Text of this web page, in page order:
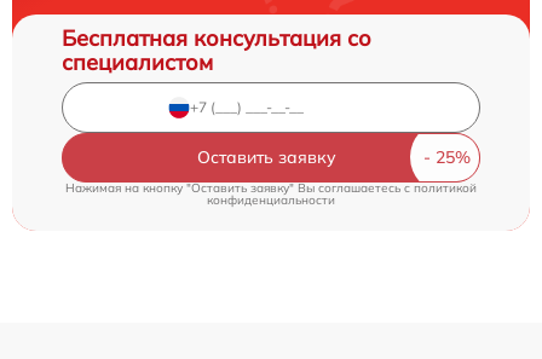
Бесплатная консультация со
специалистом
Оставить заявку
Нажимая на кнопку "Оставить заявку" Вы соглашаетесь cполитикой
конфиденциальности